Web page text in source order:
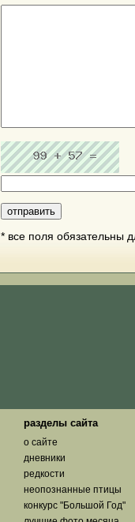
* все поля обязательны
разделы сайта
о сайте
дневники
редкости
неопознанные птицы
конкурс "Большой Год"